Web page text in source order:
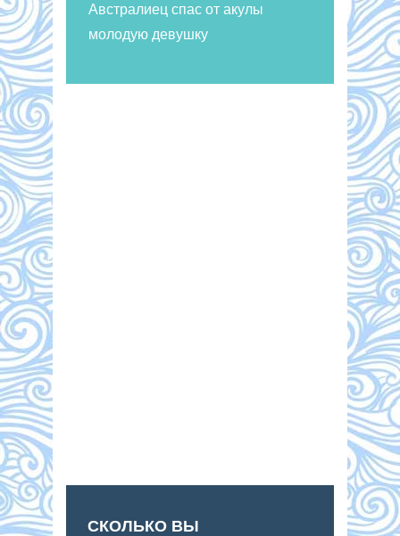
Австралиец спас от акулы
молодую девушку
СКОЛЬКО ВЫ